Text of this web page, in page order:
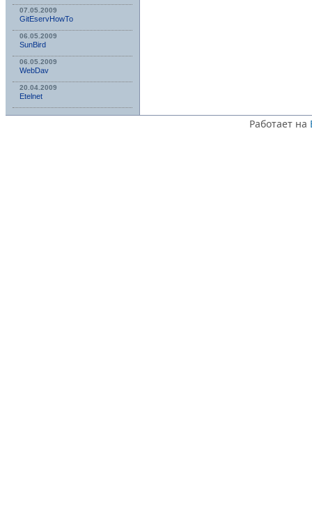
07.05.2009
GitEservHowTo
06.05.2009
SunBird
06.05.2009
WebDav
20.04.2009
Etelnet
Работает на